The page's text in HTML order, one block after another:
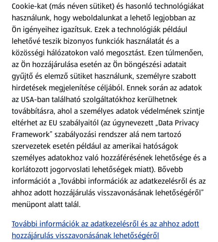
Kérdőív
Fizetési lehetőségek
ALDI utalványok
Árcsökkentés
Adattörlő alkalmazás
Szervizpont
(új oldalon nyílik meg)
Fedezz fel minket az interneten!
Töltsd le az ALDI Magyarország applikációt!
Cookie-kat (más néven sütiket) és hasonló technológiákat
használunk, hogy weboldalunkat a lehető legjobban az
Ön igényeihez igazítsuk. Ezek a technológiák például
lehetővé teszik bizonyos funkciók használatát és a
közösségi hálózatokon való megosztást. Ezen túlmenően,
az Ön hozzájárulása esetén az Ön böngészési adatait
gyűjtő és elemző sütiket használunk, személyre szabott
hirdetések megjelenítése céljából. Ennek során az adatok
az USA-ban található szolgáltatókhoz kerülhetnek
továbbításra, ahol a személyes adatok védelmének szintje
eltérhet az EU szabályaitól (az úgynevezett „Data Privacy
Framework” szabályozási rendszer alá nem tartozó
szervezetek esetén például az amerikai hatóságok
személyes adatokhoz való hozzáférésének lehetősége és a
korlátozott jogorvoslati lehetőségek miatt). Bővebb
információt a „További információk az adatkezelésről és az
ahhoz adott hozzájárulás visszavonásának lehetőségéről”
menüpont alatt talál.
További információk az adatkezelésről és az ahhoz adott
hozzájárulás visszavonásának lehetőségéről